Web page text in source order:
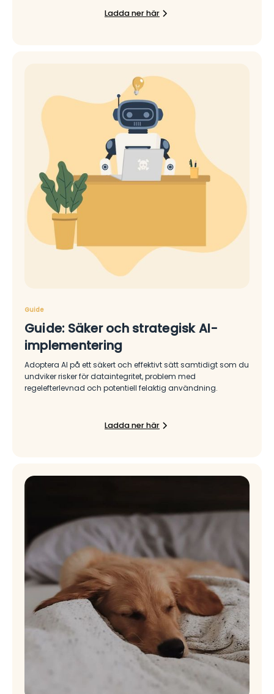
Ladda ner här
Guide
Guide: Säker och strategisk AI-
implementering
Adoptera AI på ett säkert och effektivt sätt samtidigt som du
undviker risker för dataintegritet, problem med
regelefterlevnad och potentiell felaktig användning.
Ladda ner här